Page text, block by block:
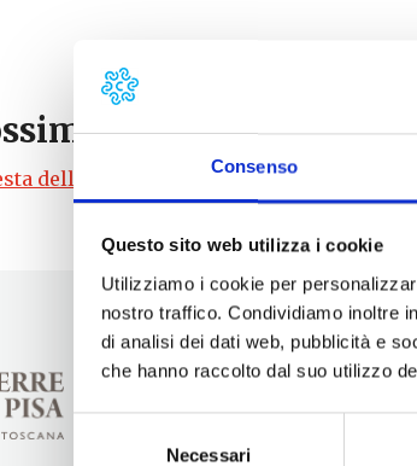
Consenso
Questo sito web utilizza i cookie
Utilizziamo i cookie per
nostro traffico. Condividiamo inoltre
di analisi dei dati web, pubblicità e
che hanno raccolto dal suo utilizzo
Necessari
eventi
dell’amaretto santacrocese | Santa